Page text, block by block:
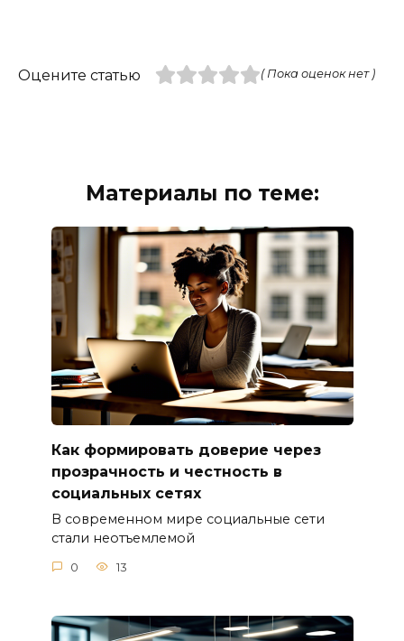
Оцените статью ( Пока оценок нет )
Материалы по теме:
Как формировать доверие через
прозрачность и честность в
социальных сетях
В современном мире социальные сети
стали неотъемлемой
0 13